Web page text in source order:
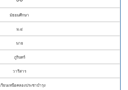
มัธยมศึกษา
ม.๔
นาย
ภูรินทร์
วารีสาร
รียนเหนือคลองประชาบำรุง